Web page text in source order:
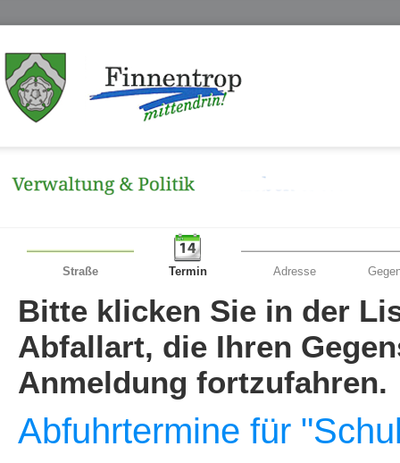
Straße Termin Adresse
Bitte klicken Sie in der
Abfallart, die Ihren
Anmeldung fortzufahren.
Abfuhrtermine für